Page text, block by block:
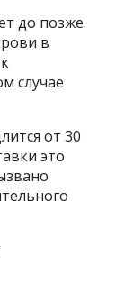
до позже.
в
случае
от 30
это